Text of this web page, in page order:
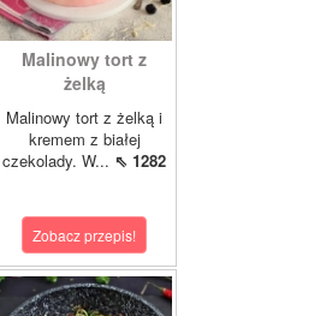
Malinowy tort z
żelką
Malinowy tort z żelką i
kremem z białej
czekolady. W... ⇖ 1282
Zobacz przepis!